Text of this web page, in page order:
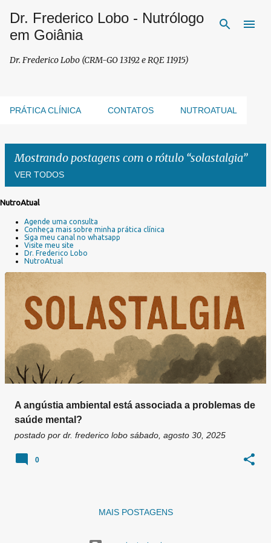
Pular para o conteúdo principal
Dr. Frederico Lobo - Nutrólogo
em Goiânia
Dr. Frederico Lobo (CRM-GO 13192 e RQE 11915)
PRÁTICA CLÍNICA CONTATOS NUTROATUAL
Mostrando postagens com o rótulo solastalgia
VER TODOS
g
NutroAtual
Agende uma consulta
Conheça mais sobre minha prática clínica
Siga meu canal no whatsapp
Visite meu site
Dr. Frederico Lobo
NutroAtual
A angústia ambiental está associada a problemas de
saúde mental?
postado por dr. frederico lobo sábado, agosto 30, 2025
0
MAIS POSTAGENS